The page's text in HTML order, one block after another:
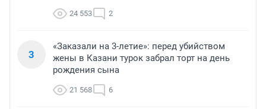
24 553 2
3
«Заказали на 3-летие»: перед убийством
жены в Казани турок забрал торт на день
рождения сына
21 568 6